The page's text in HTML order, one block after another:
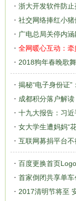
浙大开发软件防
社交网络捧红小
广电总局关停内
全网暖心互动：
2018狗年春晚歌
揭秘“电子身份证
成都积分落户解
十九大报告：习
女大学生遭妈妈“
互联网募捐平台
百度更换首页
首家倒闭共享单
2017清明节将至